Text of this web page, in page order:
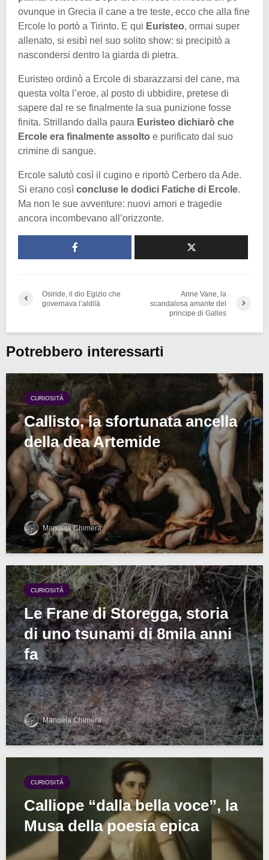
ovunque in Grecia il cane a tre teste, ecco che alla fine
Ercole lo portò a Tirinto. E qui Euristeo, ormai super
allenato, si esibì nel suo solito show: si precipitò a
nascondersi dentro la giarda di pietra.
Euristeo ordinò a Ercole di sbarazzarsi del cane, ma
questa volta l’eroe, al posto di ubbidire, pretese di
sapere dal re se finalmente la sua punizione fosse
finita. Strillando dalla paura Euristeo dichiarò che
Ercole era finalmente assolto e purificato dal suo
crimine di sangue.
Ercole salutò così il cugino e riportò Cerbero da Ade.
Si erano così concluse le dodici Fatiche di Ercole.
Ma non le sue avventure: nuovi amori e tragedie
ancora incombevano all’orizzonte.
Osiride, il dio Egizio che
governava l’aldilà
Anne Vane, la
scandalosa amante del
principe di Galles
Potrebbero interessarti
CURIOSITÀ
Callisto, la sfortunata ancella
della dea Artemide
Manuela Chimera
CURIOSITÀ
Le Frane di Storegga, storia
di uno tsunami di 8mila anni
fa
Manuela Chimera
CURIOSITÀ
Calliope “dalla bella voce”, la
Musa della poesia epica